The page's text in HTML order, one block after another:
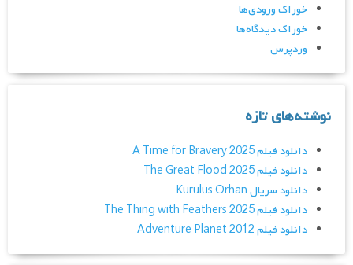
خوراک ورودی‌ها
خوراک دیدگاه‌ها
وردپرس
نوشته‌های تازه
دانلود فیلم A Time for Bravery 2025
دانلود فیلم The Great Flood 2025
دانلود سریال Kurulus Orhan
دانلود فیلم The Thing with Feathers 2025
دانلود فیلم Adventure Planet 2012